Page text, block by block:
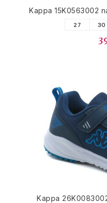
Kappa 15K0563002
27 30
Kappa